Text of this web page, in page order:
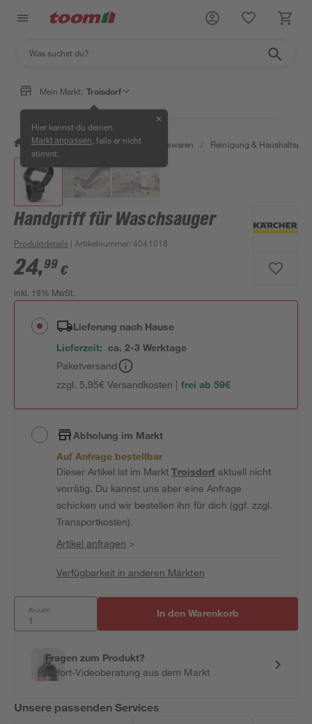
Mein Markt: Troisdorf
Hier kannst du deinen
Markt anpassen , falls er nicht
stimmt.
✕
/ Wohnen & Haushalt / Haushaltswaren / Reinigung &
Handgriff für Waschsauger
Produktdetails | Artikelnummer:4041018
24,99 €
inkl. 19% MwSt.
Lieferung nach Hause
Lieferzeit: ca. 2-3 Werktage
Paketversand
zzgl. 5,95€ Versandkosten | frei ab 59€
Abholung im Markt
Auf Anfrage bestellbar
Dieser Artikel ist im MarktTroisdorfaktuell nicht
vorrätig. Du kannst uns aber eine Anfrage
schicken und wir bestellen ihn für dich (ggf. zzgl.
Transportkosten).
Artikel anfragen >
Verfügbarkeit in anderen Märkten
Anzahl: In den Warenkorb
Fragen zum Produkt?
Sofort-Videoberatung aus dem Markt
Unsere passenden Services